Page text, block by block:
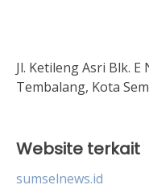
Jl. Ketileng Asri Blk. E
Tembalang, Kota
Website terkait
sumselnews.id